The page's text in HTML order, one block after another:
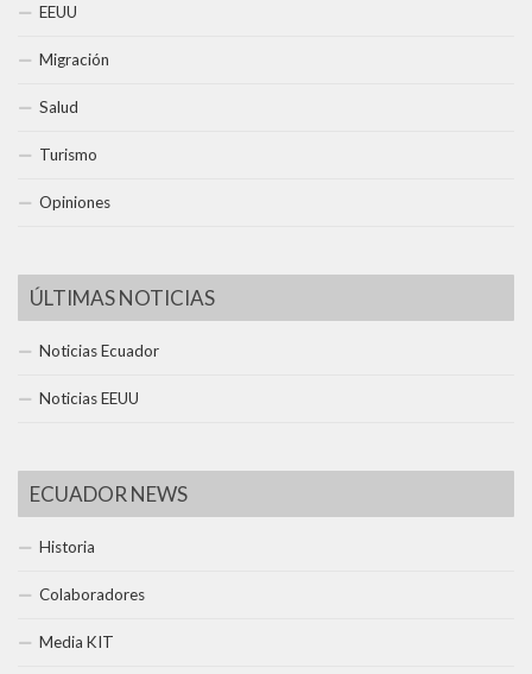
EEUU
Migración
Salud
Turismo
Opiniones
ÚLTIMAS NOTICIAS
Noticias Ecuador
Noticias EEUU
ECUADOR NEWS
Historia
Colaboradores
Media KIT